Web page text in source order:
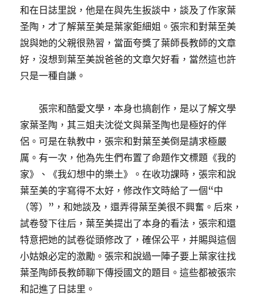
和在日誌里說，他是在與先生扳談中，談及了作家葉
圣陶，才了解葉至美是葉家鉅細姐。張宗和對葉至美
說與她的父親很熟習，當面夸獎了葉師長教師的文章
好，沒想到葉至美說爸爸的文章欠好看，當然這也許
只是一種自謙。
張宗和酷愛文學，本身也搞創作，是以了解文學
家葉圣陶，其三姐夫沈從文與葉圣陶也是極好的伴
侶。可是在執教中，張宗和對葉至美倒是請求極嚴
厲。有一次，他為先生們布置了命題作文標題《我的
家》、《我幻想中的樂土》。在收功課時，張宗和說
葉至美的字寫得不太好，修改作文時給了一個“中
（等）”，和她談及，還弄得葉至美很不興奮。后來，
試卷發下往后，葉至美提出了本身的看法，張宗和還
特意把她的試卷從頭修改了，確保公平，并賜與這個
小姑娘必定的激勵。張宗和說過一陣子要上葉家往找
葉圣陶師長教師聊下傳授國文的題目。這些都被張宗
和記進了日誌里。